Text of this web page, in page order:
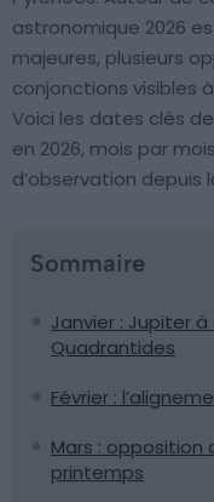
astronomique 2026
majeures, plusieurs
conjonctions visibles
Voici les dates clés
en 2026, mois par
d’observation depuis
Sommaire
Janvier : Jupiter
Quadrantides
Février :
Mars : opposition
printemps